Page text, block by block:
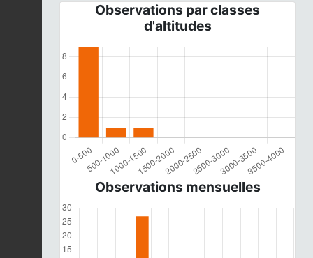
Observations par classes
d'altitudes
Observations mensuelles